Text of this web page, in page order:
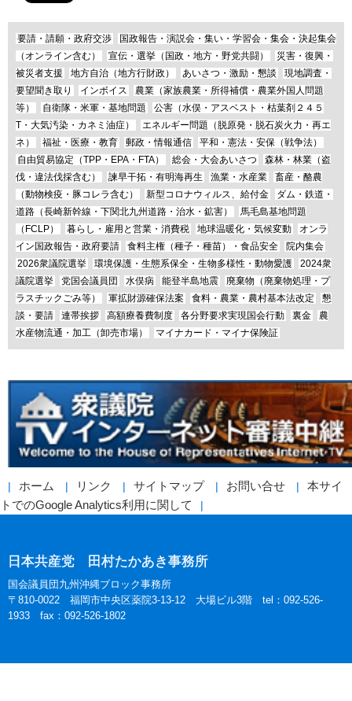
要請・請願・政府交渉
国政報告・演説会・集い・学習会・集会・決起集会
（オンライン含む）
宣伝・選挙（国政・地方・野党共闘）
災害・復興・
被災者支援
地方自治（地方行財政） あいさつ・激励・懇談
現地調査・
要望聞き取り
インボイス
農業（家族農業・所得補償・農業外国人問題
等）
自衛隊・米軍・基地問題
公害（水俣・アスベスト・枯葉剤２４５
T・大気汚染・カネミ油症）
エネルギー問題（脱原発・脱石炭火力・再エ
ネ）
福祉・医療・教育 郵政・情報通信
平和・憲法・安保（戦争法）
自由貿易協定（TPP・EPA・FTA）
総会・大会あいさつ
森林・林業（盗
伐・違法伐採含む）
諫早干拓・有明海再生 漁業・水産業
畜産・酪農
（動物検疫・豚コレラ含む）
新型コロナウィルス、給付金
ダム・鉄道・
道路（長崎新幹線・下関北九州道路・治水・鉱害）
馬毛島基地問題
（FCLP）
暮らし・雇用と営業・消費税 地球温暖化・気候変動
オンラ
イン国政報告・政府要請
食料主権（種子・種苗）・食品安全
院内集会
2026衆議院選挙
環境保護・生態系保全・生物多様性・動物愛護
2024衆
議院選挙
党国会議員団 水俣病 能登半島地震
廃棄物（廃棄物処理・プ
ラスチックごみ等）
軍拡財源確保法案 食料・農業・農村基本法改定
懇
談・要請
連帯挨拶 高額療養費制度 各分野要求実現国会行動 裏金
農
水産物流通・加工（卸売市場）
マイナカード・マイナ保険証
ホーム リンク サイトマップ お問い合せ
本サイ
トでのGoogle Analytics利用に関して
日本共産党 田村たかあき事務所
国会議員団九州沖縄ブロック事務所
〒810-0022 福岡市中央区薬院3-13-12 大場ビル3階 tel：092-526-
1933 fax：092-526-1802